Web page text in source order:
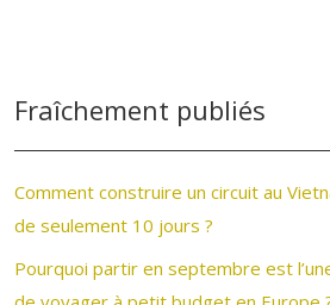
Fraîchement publiés
Comment construire un circuit au
de seulement 10 jours ?
Pourquoi partir en septembre est